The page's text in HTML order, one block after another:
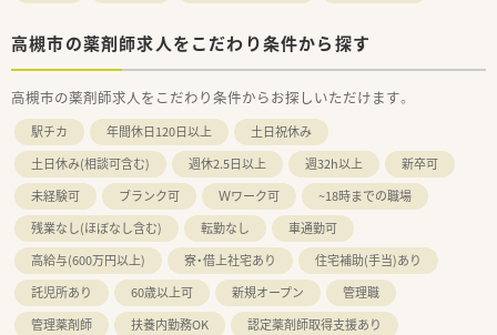
高槻市の薬剤師求人をこだわり条件から探す
高槻市の薬剤師求人をこだわり条件からお探しいただけます。
駅チカ 年間休日120日以上
土日祝休み
土日休み(相談可含む)
週休2.5日以上 週32h以上
新卒可
未経験可
ブランク可 Ｗワーク可
~18時までの職場
残業なし(ほぼなし含む)
転勤なし
車通勤可
高給与(600万円以上)
寮・借上社宅あり
住宅補助(手当)あり
託児所あり
60歳以上可 新規オープン
管理職
管理薬剤師
扶養内勤務OK
認定薬剤師取得支援あり